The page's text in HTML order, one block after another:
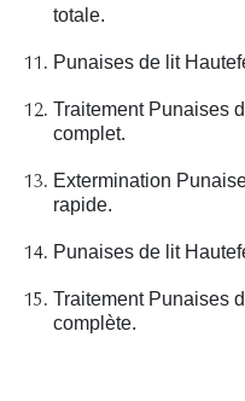
totale.
Punaises de lit
Traitement Punaises
complet.
Extermination
rapide.
Punaises de lit
Traitement Punaises
complète.